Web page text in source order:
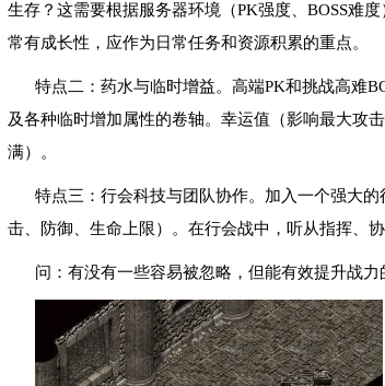
生存？这需要根据服务器环境（PK强度、BOSS难
常有成长性，应作为日常任务和资源积累的重点。
特点二：药水与临时增益。高端PK和挑战高难
及各种临时增加属性的卷轴。幸运值（影响最大攻
满）。
特点三：行会科技与团队协作。加入一个强大
击、防御、生命上限）。在行会战中，听从指挥、
问：有没有一些容易被忽略，但能有效提升战力